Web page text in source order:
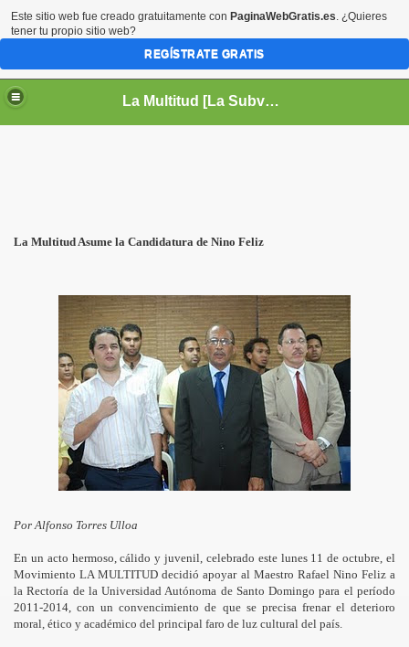
La Multitud [La Subversión es la Cultura]
La Multitud Asume la Candidatura de Nino Feliz
Por Alfonso Torres Ulloa
En un acto hermoso, cálido y juvenil, celebrado este lunes 11 de octubre, el
Movimiento LA MULTITUD decidió apoyar al Maestro Rafael Nino Feliz a
la Rectoría de la Universidad Autónoma de Santo Domingo para el período
2011-2014, con un convencimiento de que se precisa frenar el deterioro
moral, ético y académico del principal faro de luz cultural del país.
de la Barrick del País.
Este sitio web fue creado gratuitamente con PaginaWebGratis.es. ¿Quieres
tener tu propio sitio web?
REGÍSTRATE GRATIS